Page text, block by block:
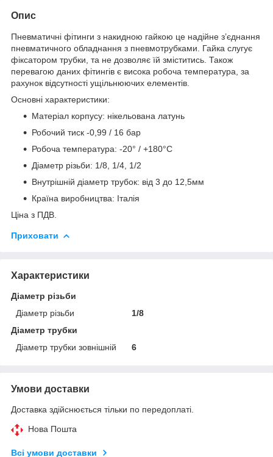
Опис
Пневматичні фітинги з накидною гайкою це надійне з’єднання
пневматичного обладнання з пневмотрубками. Гайка слугує
фіксатором трубки, та не дозволяє їй зміститись. Також
перевагою даних фітингів є висока робоча температура, за
рахунок відсутності ущільнюючих елементів.
Основні характеристики:
Матеріал корпусу: нікельована латунь
Робочий тиск -0,99 / 16 бар
Робоча температура: -20° / +180°С
Діаметр різьби: 1/8, 1/4, 1/2
Внутрішній діаметр трубок: від 3 до 12,5мм
Країна виробництва: Італія
Ціна з ПДВ.
Приховати
Характеристики
Діаметр різьби
Діаметр різьби
1/8
Діаметр трубки
Діаметр трубки зовнішній
6
Умови доставки
Доставка здійснюється тільки по передоплаті.
Нова Пошта
Всі умови доставки